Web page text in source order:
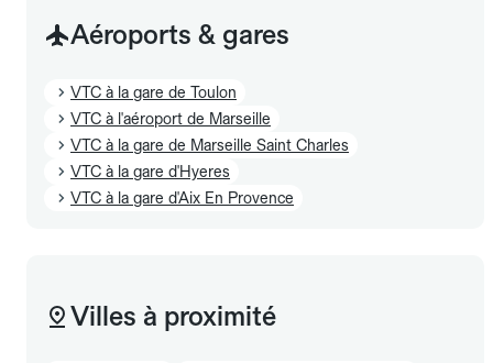
Aéroports & gares
VTC à la gare de Toulon
VTC à l'aéroport de Marseille
VTC à la gare de Marseille Saint Charles
VTC à la gare d'Hyeres
VTC à la gare d'Aix En Provence
Villes à proximité